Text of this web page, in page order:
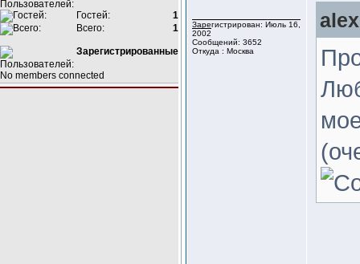
Гостей:
1
Всего:
1
Зарегистрированные
No members connected
Зарегистрирован: Июль 16,
2002
Сообщений: 3652
Откуда : Москва